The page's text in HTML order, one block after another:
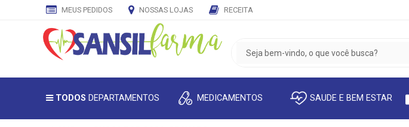
MEUS PEDIDOS NOSSAS LOJAS RECEITA
TODOS DEPARTAMENTOS MEDICAMENTOS SAUDE E BEM ESTAR
CADASTRE
SEU
MAIL
E